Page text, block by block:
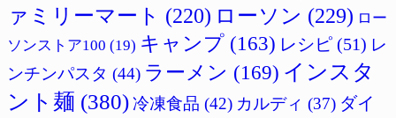
ァミリーマート (220) ローソン (229) ロー
ソンストア100 (19) キャンプ (163) レシピ (51) レ
ンチンパスタ (44) ラーメン (169) インスタ
ント麺 (380)冷凍食品 (42) カルディ (37) ダイ